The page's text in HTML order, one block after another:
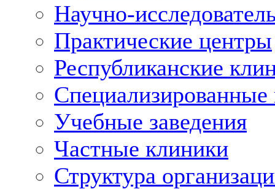
Научно-
Практические центры
Республиканские
Учебные заведения
Частные клиники
Структура